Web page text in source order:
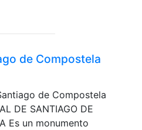
de Compostela
de Compostela
DE SANTIAGO DE
Es un monumento